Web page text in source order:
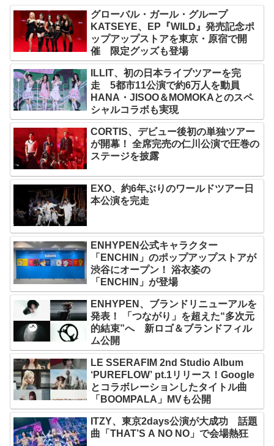
グローバル・ガール・グループ
KATSEYE、EP『WILD』発売記念ポ
ップアップストアを東京・原宿で開
催 限定グッズも登場
ILLIT、初の日本ライブツアーを完
走 5都市11公演で約6万人を動員
HANA・JISOO＆MOMOKAとのスペ
シャルコラボも実現
CORTIS、デビュー後初の単独ツアー
が開幕！ 全席完売の仁川公演で圧巻の
ステージを披露
EXO、約6年ぶりのワールドツアー日
本公演を完走
ENHYPEN公式キャラクター
「ENCHIN」のポップアップストアが
渋谷にオープン！ 浴衣姿の
「ENCHIN」が登場
ENHYPEN、ブランドリニューアルを
発表！ 「つながり」を超えた“多次元
的結束”へ 新ロゴ＆ブランドフィル
ム公開
LE SSERAFIM 2nd Studio Album
‘PUREFLOW’ pt.1リリース！Google
とコラボレーションしたタイトル曲
「BOOMPALA」MVも公開
ITZY、東京2days公演が大成功 話題
曲「THAT’S A NO NO」で会場熱狂